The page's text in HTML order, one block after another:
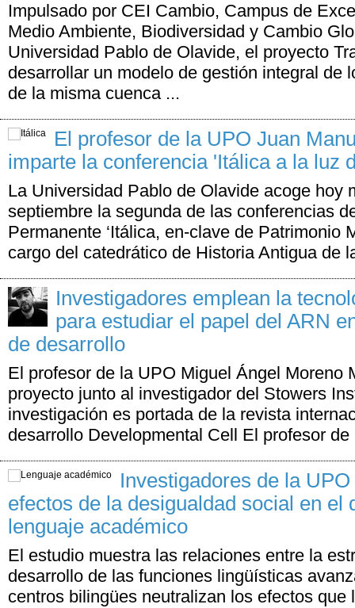
Impulsado por CEI Cambio, Campus de
Medio Ambiente, Biodiversidad y Cambio
Universidad Pablo de Olavide, el proyecto
desarrollar un modelo de gestión integral de
de la misma cuenca ...
El profesor de la UPO Juan
imparte la conferencia 'Itálica a la luz
La Universidad Pablo de Olavide acoge hoy
septiembre la segunda de las conferencias
Permanente ‘Itálica, en-clave de Patrimonio
cargo del catedrático de Historia Antigua de
Investigadores emplean la
para estudiar el papel del ARN
de desarrollo
El profesor de la UPO Miguel Ángel Moreno
proyecto junto al investigador del Stowers
investigación es portada de la revista
desarrollo Developmental Cell El profesor
Investigadores de la
efectos de la desigualdad social en el
lenguaje académico
El estudio muestra las relaciones entre la
desarrollo de las funciones lingüísticas
centros bilingües neutralizan los efectos que